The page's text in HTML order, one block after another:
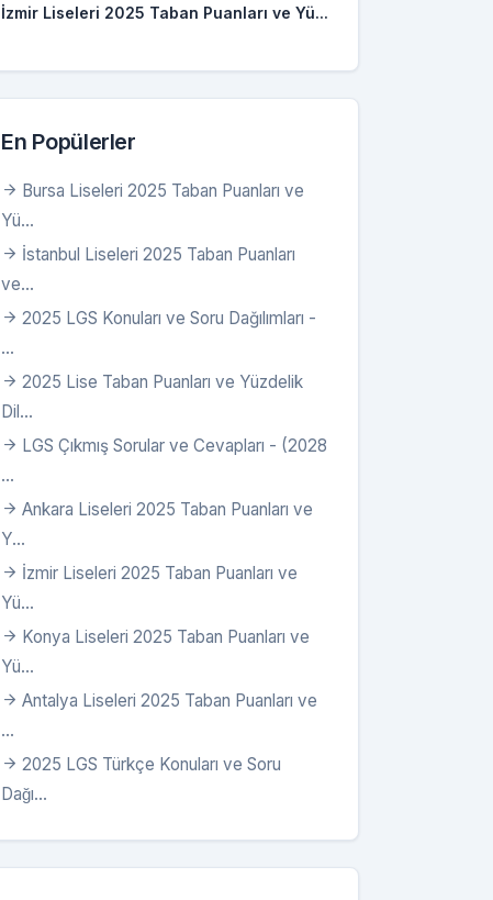
İzmir Liseleri 2025 Taban Puanları ve Yü...
En Popülerler
Bursa Liseleri 2025 Taban Puanları ve
Yü...
İstanbul Liseleri 2025 Taban Puanları
ve...
2025 LGS Konuları ve Soru Dağılımları -
...
2025 Lise Taban Puanları ve Yüzdelik
Dil...
LGS Çıkmış Sorular ve Cevapları - (2028
...
Ankara Liseleri 2025 Taban Puanları ve
Y...
İzmir Liseleri 2025 Taban Puanları ve
Yü...
Konya Liseleri 2025 Taban Puanları ve
Yü...
Antalya Liseleri 2025 Taban Puanları ve
...
2025 LGS Türkçe Konuları ve Soru
Dağı...